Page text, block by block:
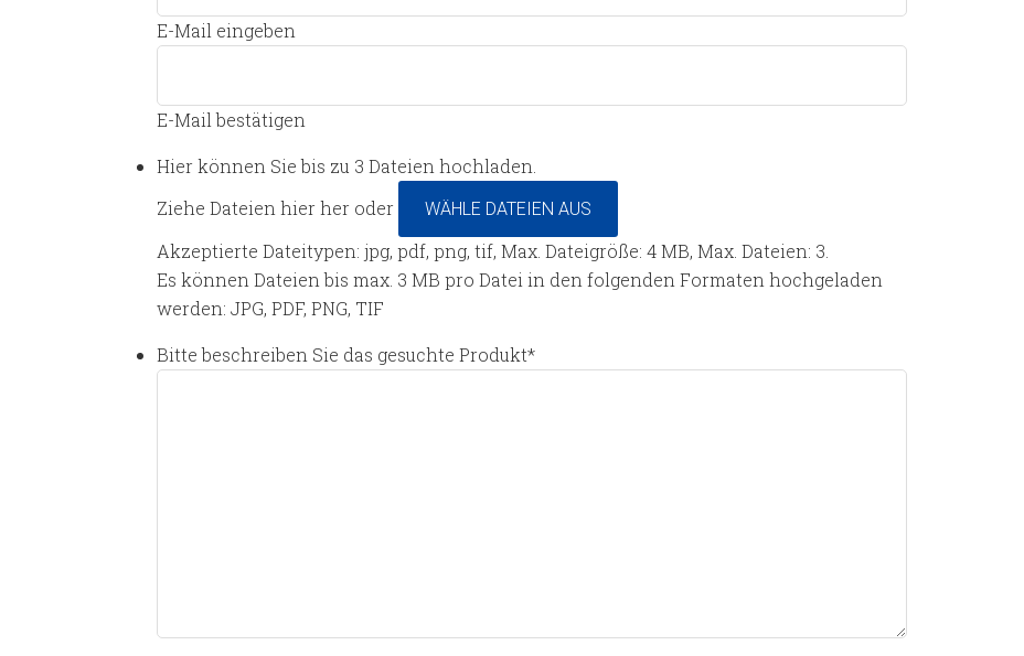
E-Mail eingeben
E-Mail bestätigen
Hier können Sie bis zu 3 Dateien hochladen.
Ziehe Dateien hier her oder
WÄHLE DATEIEN AUS
Akzeptierte Dateitypen: jpg, pdf, png, tif, Max. Dateigröße: 4 MB, Max. Dateien: 3.
Es können Dateien bis max. 3 MB pro Datei in den folgenden Formaten hochgeladen
werden: JPG, PDF, PNG, TIF
Bitte beschreiben Sie das gesuchte Produkt*